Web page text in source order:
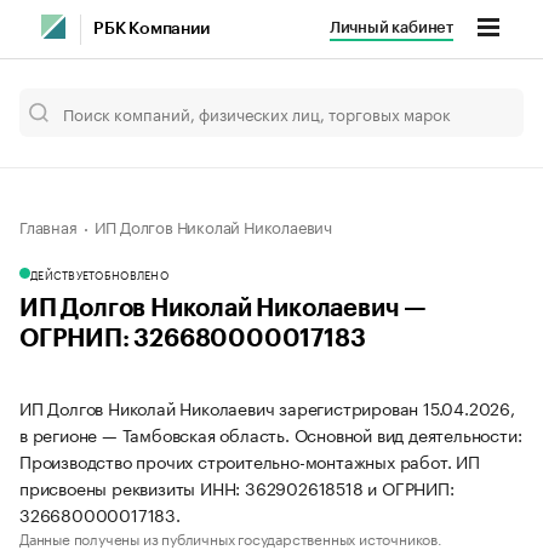
РБК Компании Личный кабинет
Главная ИП Долгов Николай Николаевич
ДЕЙСТВУЕТОБНОВЛЕНО
ИП Долгов Николай Николаевич —
ОГРНИП: 326680000017183
ИП Долгов Николай Николаевич зарегистрирован 15.04.2026,
в регионе — Тамбовская область. Основной вид деятельности:
Производство прочих строительно-монтажных работ. ИП
присвоены реквизиты ИНН: 362902618518 и ОГРНИП:
326680000017183.
Данные получены из публичных государственных источников.